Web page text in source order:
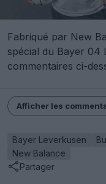
Fabriqué par New
spécial du Bayer 04
commentaires ci-
Afficher les
Bayer Leverkusen
New Balance
Partager